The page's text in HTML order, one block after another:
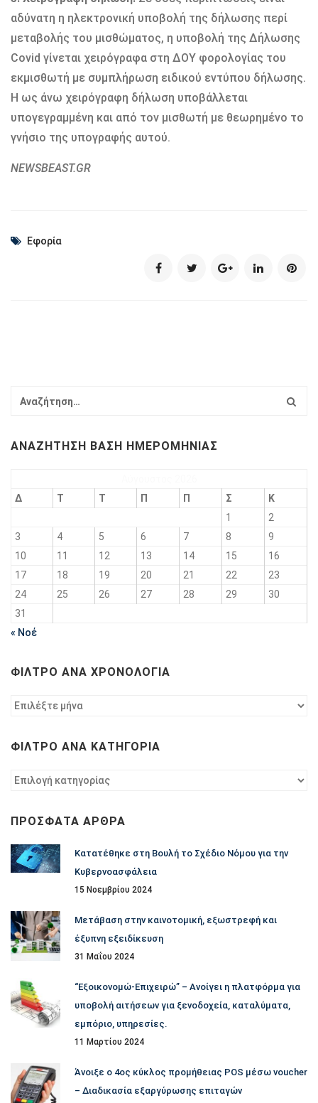
αδύνατη η ηλεκτρονική υποβολή της δήλωσης περί
μεταβολής του μισθώματος, η υποβολή της Δήλωσης
Covid γίνεται χειρόγραφα στη ΔΟΥ φορολογίας του
εκμισθωτή με συμπλήρωση ειδικού εντύπου δήλωσης.
Η ως άνω χειρόγραφη δήλωση υποβάλλεται
υπογεγραμμένη και από τον μισθωτή με θεωρημένο το
γνήσιο της υπογραφής αυτού.
NEWSBEAST.GR
Εφορία
ΑΝΑΖΉΤΗΣΗ ΒΆΣΗ ΗΜΕΡΟΜΗΝΊΑΣ
Δ
Τ Τ Π Π Σ
Κ
1
2
3
4 5 6 7 8
9
10
11 12 13 14 15
16
17
18 19 20 21 22
23
24
25 26 27 28 29
30
31
« Νοέ
ΦΊΛΤΡΟ ΑΝΆ ΧΡΟΝΟΛΟΓΊΑ
Φίλτρο
ΦΊΛΤΡΟ ΑΝΆ ΚΑΤΗΓΟΡΊΑ
Φίλτρο
ΠΡΌΣΦΑΤΑ ΆΡΘΡΑ
Κατατέθηκε στη Βουλή το Σχέδιο Νόμου για την
Κυβερνοασφάλεια
15 Νοεμβρίου 2024
Μετάβαση στην καινοτομική, εξωστρεφή και
έξυπνη εξειδίκευση
31 Μαΐου 2024
“Εξοικονομώ-Επιχειρώ” – Ανοίγει η πλατφόρμα για
υποβολή αιτήσεων για ξενοδοχεία, καταλύματα,
εμπόριο, υπηρεσίες.
11 Μαρτίου 2024
Άνοιξε ο 4ος κύκλος προμήθειας POS μέσω voucher
– Διαδικασία εξαργύρωσης επιταγών